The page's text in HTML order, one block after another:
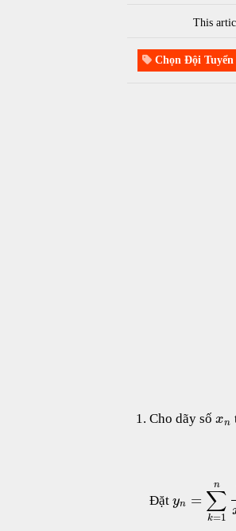
This
Chọn Đội Tuyển
Cho dãy số xn
Đặt yn = ∑
k=1
n